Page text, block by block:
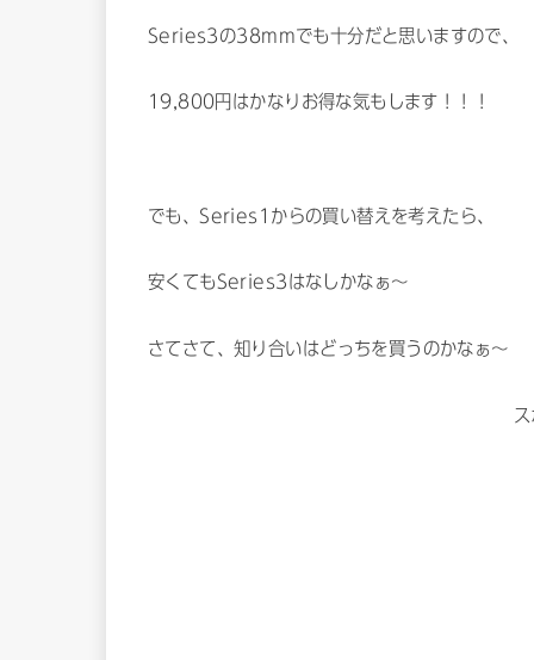
Series3の38mmでも十分だと思いますので、
19,800円はかなりお得な気もします！！！
でも、Series1からの買い替えを考えたら、
安くてもSeries3はなしかなぁ〜
さてさて、知り合いはどっちを買うのかなぁ〜